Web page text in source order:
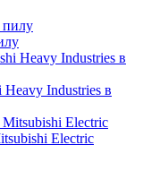
Industries в
Electric